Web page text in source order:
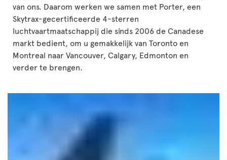
van ons. Daarom werken we samen met Porter, een
Skytrax-gecertificeerde 4-sterren
luchtvaartmaatschappij die sinds 2006 de Canadese
markt bedient, om u gemakkelijk van Toronto en
Montreal naar Vancouver, Calgary, Edmonton en
verder te brengen.